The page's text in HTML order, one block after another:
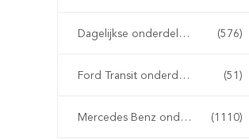
Dagelijkse onderdelen van Iveco (576)
Ford Transit onderdelen (51)
Mercedes Benz onderdelen (1110)